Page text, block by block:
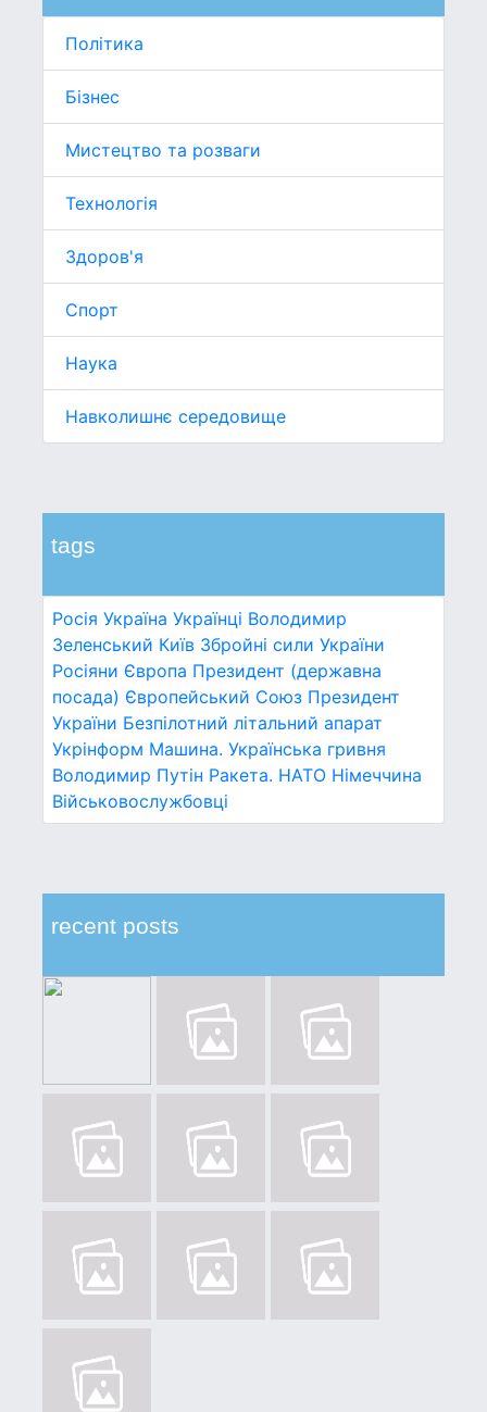
Політика
Бізнес
Мистецтво та розваги
Технологія
Здоров'я
Спорт
Наука
Навколишнє середовище
tags
Росія Україна Українці Володимир
Зеленський Київ Збройні сили України
Росіяни Європа Президент (державна
посада) Європейський Союз Президент
України Безпілотний літальний апарат
Укрінформ Машина. Українська гривня
Володимир Путін Ракета. НАТО Німеччина
Військовослужбовці
recent posts